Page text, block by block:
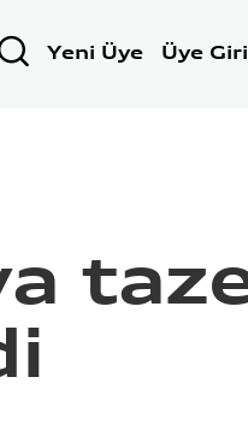
Yeni Üye Üye